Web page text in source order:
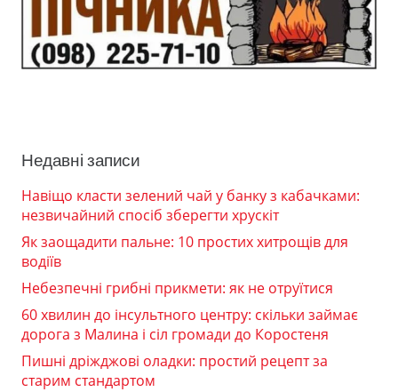
Недавні записи
Навіщо класти зелений чай у банку з кабачками:
незвичайний спосіб зберегти хрускіт
Як заощадити пальне: 10 простих хитрощів для
водіїв
Небезпечні грибні прикмети: як не отруїтися
60 хвилин до інсультного центру: скільки займає
дорога з Малина і сіл громади до Коростеня
Пишні дріжджові оладки: простий рецепт за
старим стандартом